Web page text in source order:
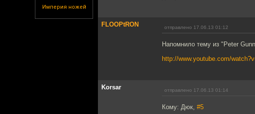
Империя ножей
FLOOPtRON отправлено 17.06.13 01:12
Напомнило тему из "Peter
http://www.youtube.com/
Korsar отправлено 17.06.13 01:14
Кому: Дюк, #5